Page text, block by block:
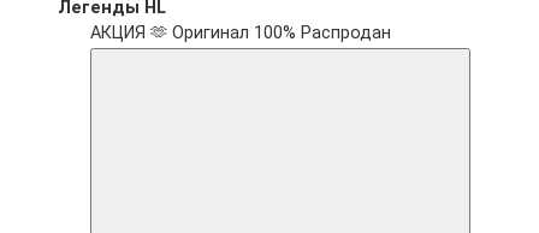
Легенды HL
АКЦИЯ 🫶 Оригинал 100% Распродан